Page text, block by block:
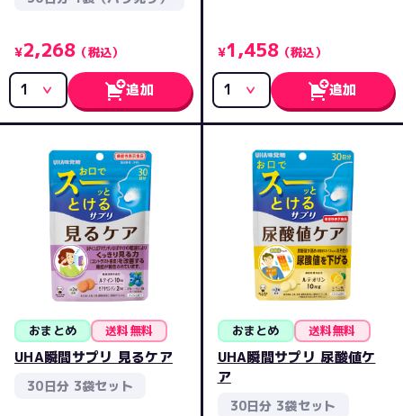
¥2,268 （税込）
追加
¥1,458（税込）
追加
おまとめ 送料無料
UHA瞬間サプリ 見るケア
30日分 3袋セット
おまとめ 送料無料
UHA瞬間サプリ 尿酸値ケ
ア
30日分 3袋セット